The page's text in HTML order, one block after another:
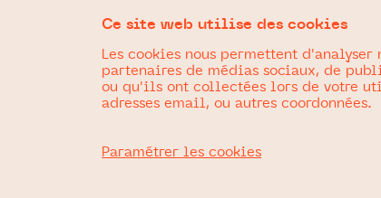
Ce site web utilise des cookies
Les cookies nous permettent
partenaires de médias sociaux, de
ou qu'ils ont collectées lors de votre
adresses email, ou autres coordonnées.
Paramétrer les cookies